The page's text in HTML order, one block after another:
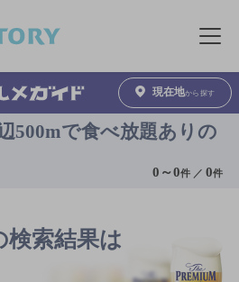
メニュ
現在地から探す
500mで食べ放題ありの
0 ～0件 ／0件
検索結果は